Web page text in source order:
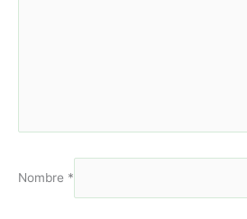
Nombre *